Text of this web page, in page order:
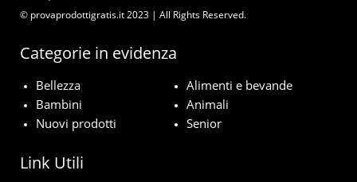
© provaprodottigratis.it 2023 | All Rights Reserved.
Categorie in evidenza
Bellezza
Alimenti e bevande
Bambini
Animali
Nuovi prodotti
Senior
Link Utili